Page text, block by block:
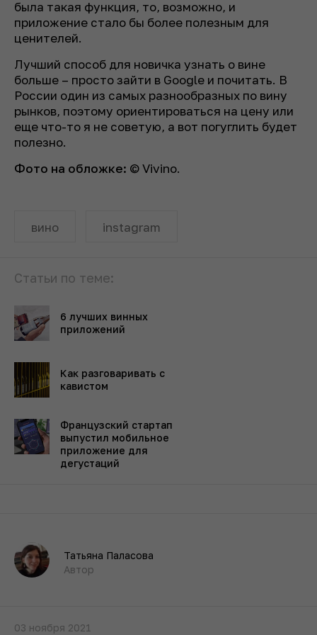
была такая функция, то, возможно, и
приложение стало бы более полезным для
ценителей.
Лучший способ для новичка узнать о вине
больше – просто зайти в Google и почитать. В
России один из самых разнообразных по вину
рынков, поэтому ориентироваться на цену или
еще что-то я не советую, а вот погуглить будет
полезно.
Фото на обложке: © Vivino.
вино instagram
Статьи по теме:
6 лучших винных
приложений
Как разговаривать с
кавистом
Французский стартап
выпустил мобильное
приложение для
дегустаций
Татьяна Паласова
Автор
03 ноября 2021